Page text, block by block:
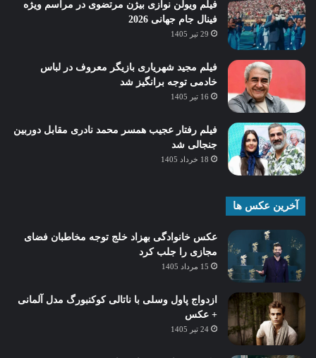
فیلم ویولن نوازی بیژن مرتضوی در مراسم ویژه
فینال جام جهانی 2026
29 تیر 1405
فیلم مجید شهریاری بازیگر معروف در لباس
خادمی توجه برانگیز شد
16 تیر 1405
فیلم رفتار عجیب همسر محمد نادری مقابل دوربین
جنجالی شد
18 خرداد 1405
آخرین عکس ها
عکس خانوادگی بهزاد خلج توجه مخاطبان فضای
مجازی را جلب کرد
15 مرداد 1405
ازدواج پاول وسلی با ناتالی کوکنبورگ مدل آلمانی
+ عکس
24 تیر 1405